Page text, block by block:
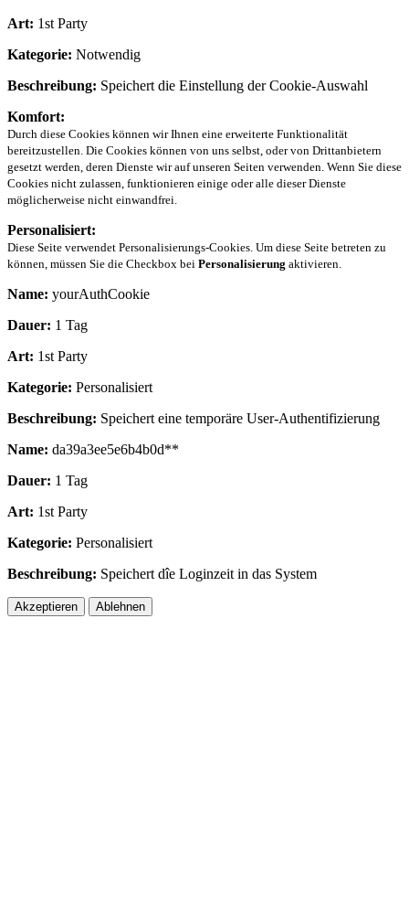
Art: 1st Party
Kategorie: Notwendig
Beschreibung: Speichert die Einstellung der Cookie-Auswahl
Komfort:
Durch diese Cookies können wir Ihnen eine erweiterte Funktionalität
bereitzustellen. Die Cookies können von uns selbst, oder von Drittanbietern
gesetzt werden, deren Dienste wir auf unseren Seiten verwenden. Wenn Sie diese
Cookies nicht zulassen, funktionieren einige oder alle dieser Dienste
möglicherweise nicht einwandfrei.
Personalisiert:
Diese Seite verwendet Personalisierungs-Cookies. Um diese Seite betreten zu
können, müssen Sie die Checkbox bei Personalisierung aktivieren.
Name: yourAuthCookie
Dauer: 1 Tag
Art: 1st Party
Kategorie: Personalisiert
Beschreibung: Speichert eine temporäre User-Authentifizierung
Name: da39a3ee5e6b4b0d**
Dauer: 1 Tag
Art: 1st Party
Kategorie: Personalisiert
Beschreibung: Speichert dîe Loginzeit in das System
Akzeptieren Ablehnen